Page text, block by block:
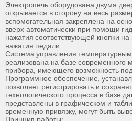
Электропечь оборудована двумя
открывается в сторону на весь
вспомогательная закреплена на
вверх автоматически при помощи
нажатия соответствующей кнопки
нажатия педали.
Система управления
реализована на базе современного
прибора, имеющего возможность
Программное обеспечение,
позволяет регистрировать и
технологического процесса в базе
представлены в графическом и
временную привязку, могут быть